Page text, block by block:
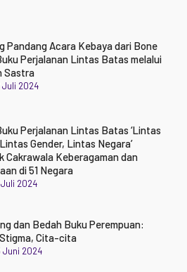
Pandang Acara Kebaya dari Bone
Perjalanan Lintas Batas melalui
Sastra
Juli 2024
Perjalanan Lintas Batas ‘Lintas
Gender, Lintas Negara’
Cakrawala Keberagaman dan
di 51 Negara
Juli 2024
dan Bedah Buku Perempuan:
Cita-cita
Juni 2024